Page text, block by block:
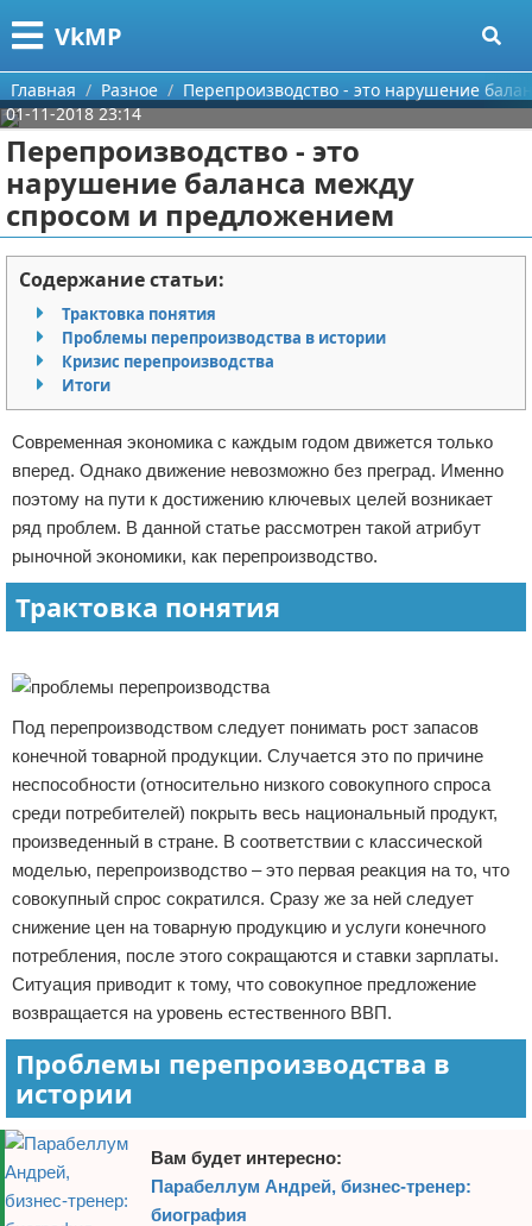
VkMP
Меню
Главная
Категории
Сельское хозяйство
Разное
Идеи бизнеса
Для руководителя
Промышленность
Международный бизнес
Продажи
Начало бизнеса
Обзоры услуг
Самосовершенствование
Деловое общение
Менеджмент
Поиск
О проекте
Контакты
Сотрудничество
Размещение рекламы
Для правообладателей
Условия предоставления информации
Отказ от ответственности
Главная Разное
Перепроизводство - это нарушение
01-11-2018 23:14
Перепроизводство - это
нарушение баланса между
спросом и предложением
Содержание статьи:
Трактовка понятия
Проблемы перепроизводства в истории
Кризис перепроизводства
Итоги
Современная экономика с каждым годом движется только
вперед. Однако движение невозможно без преград. Именно
поэтому на пути к достижению ключевых целей возникает
ряд проблем. В данной статье рассмотрен такой атрибут
рыночной экономики, как перепроизводство.
Трактовка понятия
Под перепроизводством следует понимать рост запасов
конечной товарной продукции. Случается это по причине
неспособности (относительно низкого совокупного спроса
среди потребителей) покрыть весь национальный продукт,
произведенный в стране. В соответствии с классической
моделью, перепроизводство – это первая реакция на то, что
совокупный спрос сократился. Сразу же за ней следует
снижение цен на товарную продукцию и услуги конечного
потребления, после этого сокращаются и ставки зарплаты.
Ситуация приводит к тому, что совокупное предложение
возвращается на уровень естественного ВВП.
Проблемы перепроизводства в
истории
Вам будет интересно:
Парабеллум Андрей, бизнес-тренер:
биография